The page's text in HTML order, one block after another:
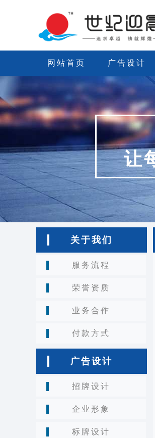
世
广
公
司-
广
计
制
作-
头/
灯
发
网站首页 广告设计
让
关于我们
服务流程
荣誉资质
业务合作
付款方式
广告设计
招牌设计
企业形象
标牌设计